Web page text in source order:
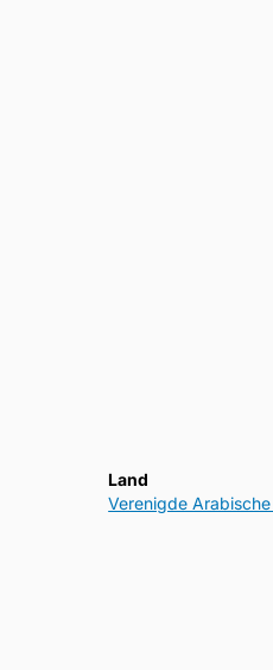
Land
Verenigde